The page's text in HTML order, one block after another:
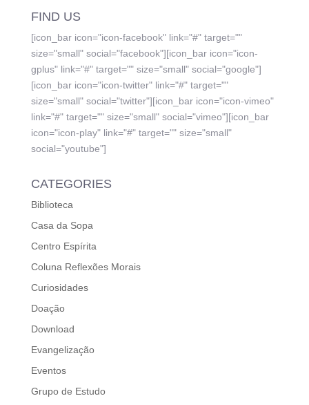
FIND US
[icon_bar icon="icon-facebook" link="#" target=""
size="small" social="facebook"][icon_bar icon="icon-
gplus" link="#" target="" size="small" social="google"]
[icon_bar icon="icon-twitter" link="#" target=""
size="small" social="twitter"][icon_bar icon="icon-vimeo"
link="#" target="" size="small" social="vimeo"][icon_bar
icon="icon-play" link="#" target="" size="small"
social="youtube"]
CATEGORIES
Biblioteca
Casa da Sopa
Centro Espírita
Coluna Reflexões Morais
Curiosidades
Doação
Download
Evangelização
Eventos
Grupo de Estudo